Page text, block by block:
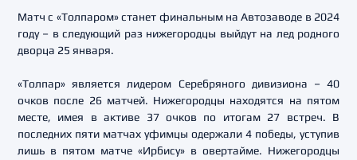
Матч с «Толпаром» станет финальным на Автозаводе в 2024
году – в следующий раз нижегородцы выйдут на лед родного
дворца 25 января.
«Толпар» является лидером Серебряного дивизиона – 40
очков после 26 матчей. Нижегородцы находятся на пятом
месте, имея в активе 37 очков по итогам 27 встреч. В
последних пяти матчах уфимцы одержали 4 победы, уступив
лишь в пятом матче «Ирбису» в овертайме. Нижегородцы